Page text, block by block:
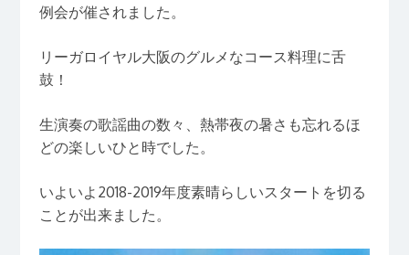
例会が催されました。
リーガロイヤル大阪のグルメなコース料理に舌
鼓！
生演奏の歌謡曲の数々、熱帯夜の暑さも忘れるほ
どの楽しいひと時でした。
いよいよ2018-2019年度素晴らしいスタートを切る
ことが出来ました。